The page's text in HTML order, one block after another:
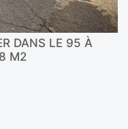
DANS LE 95 À
M2